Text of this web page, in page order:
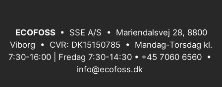
ECOFOSS • SSE A/S • Mariendalsvej 28, 8800
Viborg • CVR: DK15150785 • Mandag-Torsdag kl.
7:30-16:00 | Fredag 7:30-14:30 • +45 7060 6560 •
info@ecofoss.dk